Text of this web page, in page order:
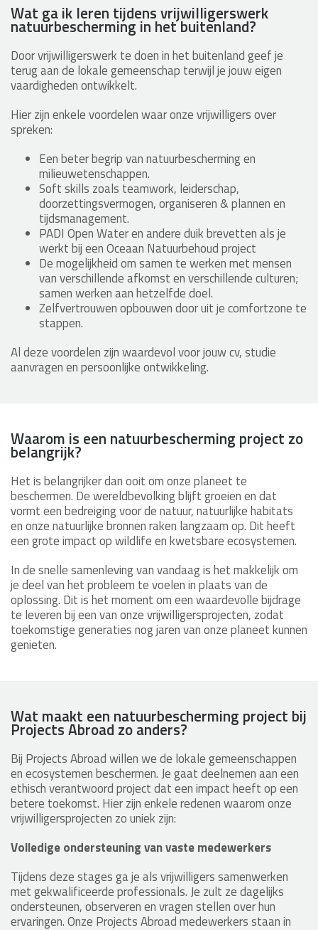
Wat ga ik leren tijdens vrijwilligerswerk
natuurbescherming in het buitenland?
Door vrijwilligerswerk te doen in het buitenland geef je
terug aan de lokale gemeenschap terwijl je jouw eigen
vaardigheden ontwikkelt.
Hier zijn enkele voordelen waar onze vrijwilligers over
spreken:
Een beter begrip van natuurbescherming en
milieuwetenschappen.
Soft skills zoals teamwork, leiderschap,
doorzettingsvermogen, organiseren & plannen en
tijdsmanagement.
PADI Open Water en andere duik brevetten als je
werkt bij een Oceaan Natuurbehoud project
De mogelijkheid om samen te werken met mensen
van verschillende afkomst en verschillende culturen;
samen werken aan hetzelfde doel.
Zelfvertrouwen opbouwen door uit je comfortzone te
stappen.
Al deze voordelen zijn waardevol voor jouw cv, studie
aanvragen en persoonlijke ontwikkeling.
Waarom is een natuurbescherming project zo
belangrijk?
Het is belangrijker dan ooit om onze planeet te
beschermen. De wereldbevolking blijft groeien en dat
vormt een bedreiging voor de natuur, natuurlijke habitats
en onze natuurlijke bronnen raken langzaam op. Dit heeft
een grote impact op wildlife en kwetsbare ecosystemen.
In de snelle samenleving van vandaag is het makkelijk om
je deel van het probleem te voelen in plaats van de
oplossing. Dit is het moment om een waardevolle bijdrage
te leveren bij een van onze vrijwilligersprojecten, zodat
toekomstige generaties nog jaren van onze planeet kunnen
genieten.
Wat maakt een natuurbescherming project bij
Projects Abroad zo anders?
Bij Projects Abroad willen we de lokale gemeenschappen
en ecosystemen beschermen. Je gaat deelnemen aan een
ethisch verantwoord project dat een impact heeft op een
betere toekomst. Hier zijn enkele redenen waarom onze
vrijwilligersprojecten zo uniek zijn:
Volledige ondersteuning van vaste medewerkers
Tijdens deze stages ga je als vrijwilligers samenwerken
met gekwalificeerde professionals. Je zult ze dagelijks
ondersteunen, observeren en vragen stellen over hun
ervaringen. Onze Projects Abroad medewerkers staan in